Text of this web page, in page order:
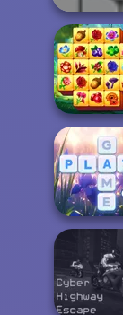
Spring Tile
Master
Bubble